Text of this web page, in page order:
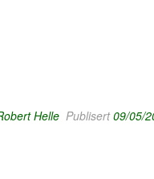
Helle Publisert09/05/